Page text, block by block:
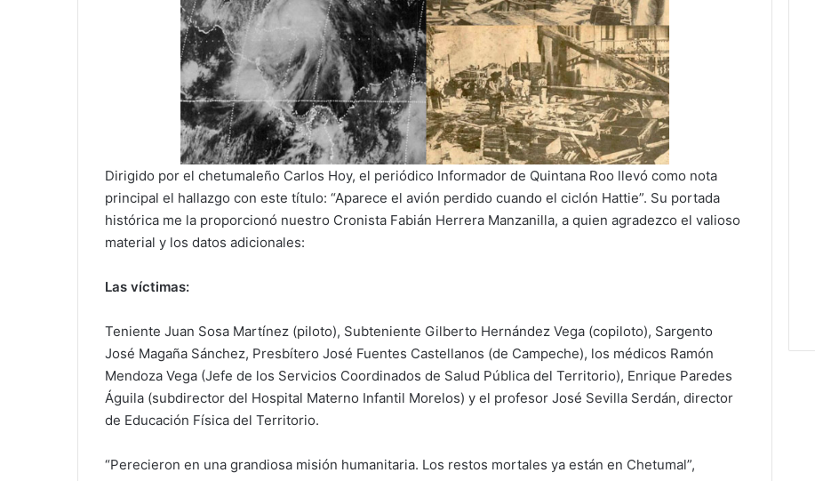
Dirigido por el chetumaleño Carlos Hoy, el periódico Informador de Quintana Roo llevó como nota
principal el hallazgo con este título: “Aparece el avión perdido cuando el ciclón Hattie”. Su portada
histórica me la proporcionó nuestro Cronista Fabián Herrera Manzanilla, a quien agradezco el valioso
material y los datos adicionales:
Las víctimas:
Teniente Juan Sosa Martínez (piloto), Subteniente Gilberto Hernández Vega (copiloto), Sargento
José Magaña Sánchez, Presbítero José Fuentes Castellanos (de Campeche), los médicos Ramón
Mendoza Vega (Jefe de los Servicios Coordinados de Salud Pública del Territorio), Enrique Paredes
Águila (subdirector del Hospital Materno Infantil Morelos) y el profesor José Sevilla Serdán, director
de Educación Física del Territorio.
“Perecieron en una grandiosa misión humanitaria. Los restos mortales ya están en Chetumal”,